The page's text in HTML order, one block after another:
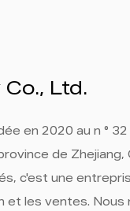
Ltd.
en 2020 au n ° 32
de Zhejiang,
c'est une
et les ventes. Nous